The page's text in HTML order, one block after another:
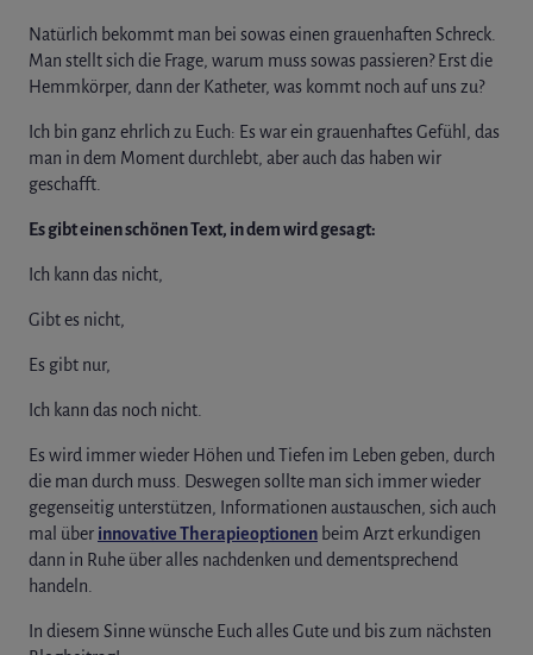
Natürlich bekommt man bei sowas einen grauenhaften Schreck.
Man stellt sich die Frage, warum muss sowas passieren? Erst die
Hemmkörper, dann der Katheter, was kommt noch auf uns zu?
Ich bin ganz ehrlich zu Euch: Es war ein grauenhaftes Gefühl, das
man in dem Moment durchlebt, aber auch das haben wir
geschafft.
Es gibt einen schönen Text, in dem wird gesagt:
Ich kann das nicht,
Gibt es nicht,
Es gibt nur,
Ich kann das noch nicht.
Es wird immer wieder Höhen und Tiefen im Leben geben, durch
die man durch muss. Deswegen sollte man sich immer wieder
gegenseitig unterstützen, Informationen austauschen, sich auch
mal über innovative Therapieoptionen beim Arzt erkundigen
dann in Ruhe über alles nachdenken und dementsprechend
handeln.
In diesem Sinne wünsche Euch alles Gute und bis zum nächsten